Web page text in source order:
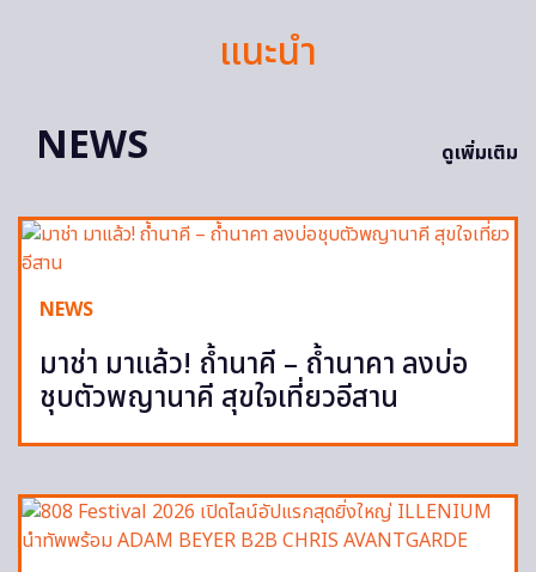
แนะนำ
NEWS
ดูเพิ่มเติม
NEWS
มาช่า มาแล้ว! ถ้ำนาคี – ถ้ำนาคา ลงบ่อ
ชุบตัวพญานาคี สุขใจเที่ยวอีสาน